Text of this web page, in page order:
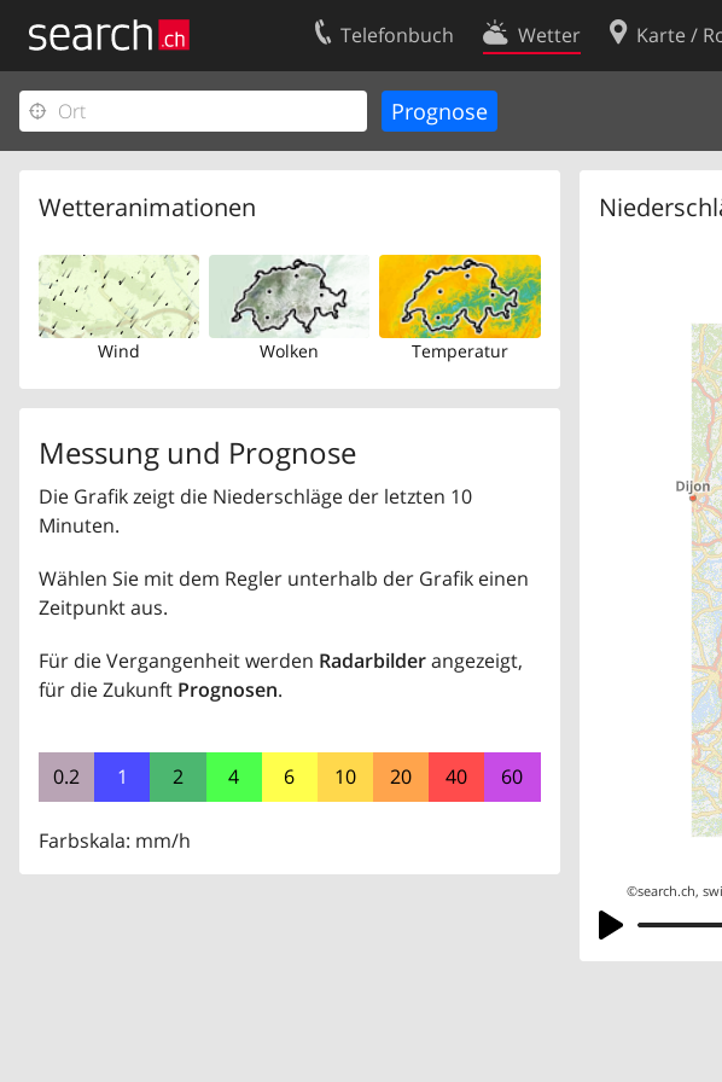
Telefonbuch Wetter Karte /
Wetteranimationen
Wind Wolken Temperatur
Messung und Prognose
Die Grafik zeigt die Niederschläge der letzten 10
Minuten.
Wählen Sie mit dem Regler unterhalb der Grafik einen
Zeitpunkt aus.
Für die Vergangenheit werden Radarbilderangezeigt,
für die Zukunft Prognosen.
0.2 1 2 4 6 10 20 40 60
Farbskala: mm/h
©search.ch,
Ihr Eintrag
Kundencenter Geschäftskunden
Kontakt
Nutzungsbedingungen